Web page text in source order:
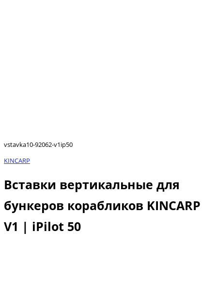
vstavka10-92062-v1ip50
KINCARP
Вставки вертикальные для
бункеров корабликов KINCARP
V1 | iPilot 50